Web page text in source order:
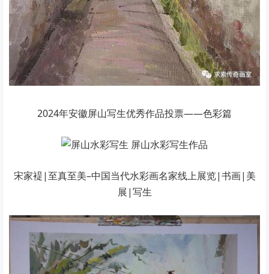
2024年安徽屏山写生优秀作品投票——色彩篇
宋家褆|至真至美–中国当代水彩画名家线上展览|书画|美
展|写生